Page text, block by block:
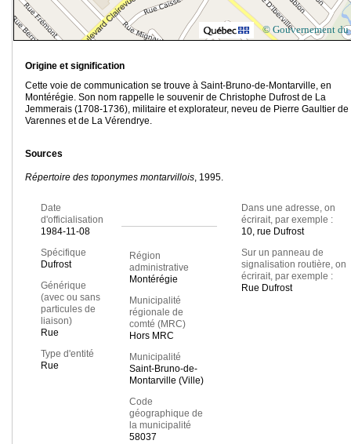
© Gouvernement du
Origine et signification
Cette voie de communication se trouve à Saint-Bruno-de-Montarville, en
Montérégie. Son nom rappelle le souvenir de Christophe Dufrost de La
Jemmerais (1708-1736), militaire et explorateur, neveu de Pierre Gaultier de
Varennes et de La Vérendrye.
Sources
Répertoire des toponymes montarvillois, 1995.
Date
d'officialisation
1984-11-08
Spécifique
Dufrost
Générique
(avec ou sans
particules de
liaison)
Rue
Type d'entité
Rue
Région
administrative
Montérégie
Municipalité
régionale de
comté (MRC)
Hors MRC
Municipalité
Saint-Bruno-de-
Montarville (Ville)
Code
géographique de
la municipalité
58037
Dans une adresse, on
écrirait, par exemple :
10, rue Dufrost
Sur un panneau de
signalisation routière, on
écrirait, par exemple :
Rue Dufrost